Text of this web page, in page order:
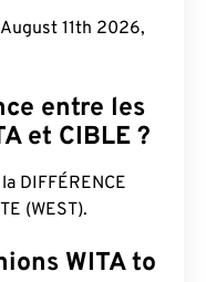
11th 2026,
entre les
et CIBLE ?
DIFFÉRENCE
(WEST).
WITA to